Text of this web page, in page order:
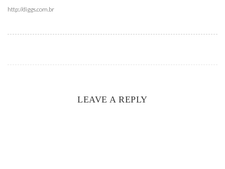
http://diggs.com.br
LEAVE A REPLY